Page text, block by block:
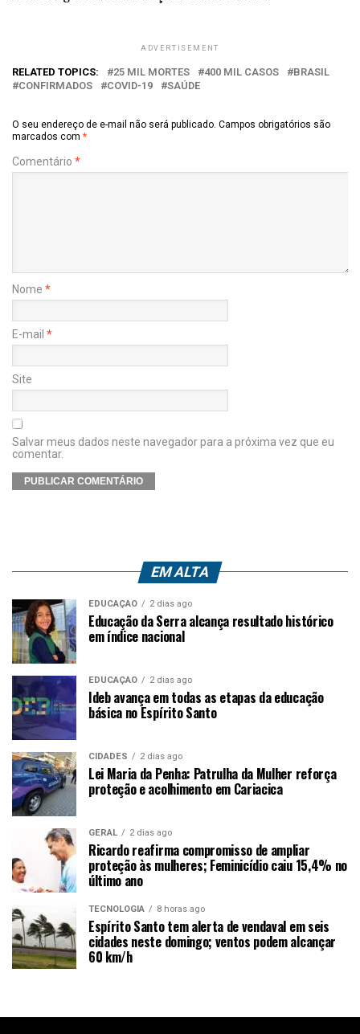
ADVERTISEMENT
RELATED TOPICS: 25 MIL MORTES 400 MIL CASOS
BRASIL
CONFIRMADOS
COVID-19 SAÚDE
O seu endereço de e-mail não será publicado. Campos obrigatórios são
marcados com *
Comentário *
Nome *
E-mail *
Site
Salvar meus dados neste navegador para a próxima vez que eu
comentar.
EM ALTA
EDUCAÇÃO 2 dias ago
Educação da Serra alcança resultado histórico
em índice nacional
EDUCAÇÃO 2 dias ago
Ideb avança em todas as etapas da educação
básica no Espírito Santo
CIDADES 2 dias ago
Lei Maria da Penha: Patrulha da Mulher reforça
proteção e acolhimento em Cariacica
GERAL 2 dias ago
Ricardo reafirma compromisso de ampliar
proteção às mulheres; Feminicídio caiu 15,4% no
último ano
TECNOLOGIA 8 horas ago
Espírito Santo tem alerta de vendaval em seis
cidades neste domingo; ventos podem alcançar
60 km/h